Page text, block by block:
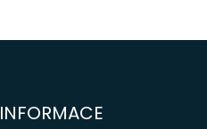
INFORMACE